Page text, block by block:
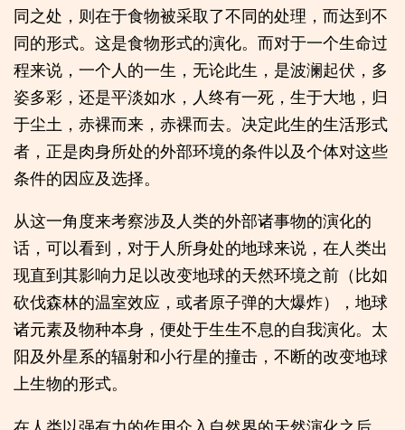
同之处，则在于食物被采取了不同的处理，而达到不
同的形式。这是食物形式的演化。而对于一个生命过
程来说，一个人的一生，无论此生，是波澜起伏，多
姿多彩，还是平淡如水，人终有一死，生于大地，归
于尘土，赤裸而来，赤裸而去。决定此生的生活形式
者，正是肉身所处的外部环境的条件以及个体对这些
条件的因应及选择。
从这一角度来考察涉及人类的外部诸事物的演化的
话，可以看到，对于人所身处的地球来说，在人类出
现直到其影响力足以改变地球的天然环境之前（比如
砍伐森林的温室效应，或者原子弹的大爆炸），地球
诸元素及物种本身，便处于生生不息的自我演化。太
阳及外星系的辐射和小行星的撞击，不断的改变地球
上生物的形式。